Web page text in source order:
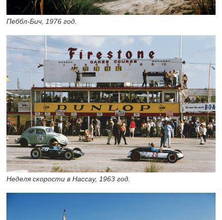
Пеббл-Бич, 1976 год.
Неделя скорости в Нассау, 1963 год.